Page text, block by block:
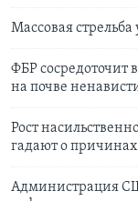
Массовая
ФБР сосредоточит
на почве
Рост
гадают о причинах
Администрация